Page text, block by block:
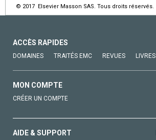
© 2017 Elsevier Masson SAS. Tous droits réservés.
ACCÈS RAPIDES
DOMAINES TRAITÉS EMC REVUES LIVRES
MON COMPTE
CRÉER UN COMPTE
AIDE & SUPPORT